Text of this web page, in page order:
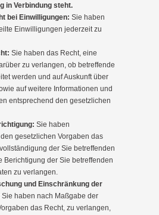
in Verbindung steht.
bei Einwilligungen: Sie haben
Einwilligungen jederzeit zu
Sie haben das Recht, eine
zu verlangen, ob betreffende
werden und auf Auskunft über
auf weitere Informationen und
entsprechend den gesetzlichen
Sie haben
gesetzlichen Vorgaben das
der Sie betreffenden
Berichtigung der Sie betreffenden
zu verlangen.
und Einschränkung der
Sie haben nach Maßgabe der
das Recht, zu verlangen,